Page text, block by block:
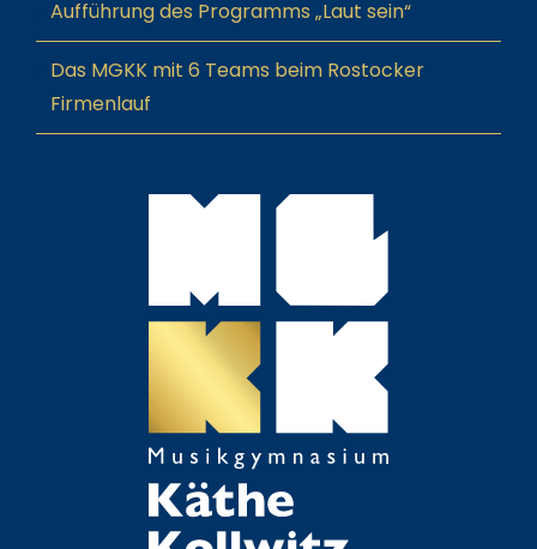
Aufführung des Programms „Laut sein“
Das MGKK mit 6 Teams beim Rostocker
Firmenlauf